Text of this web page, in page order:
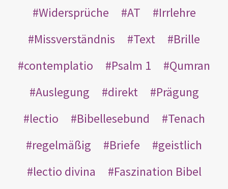
Widersprüche
AT
Irrlehre
Missverständnis
Text
Brille
contemplatio
Psalm 1
Qumran
Auslegung
direkt
Prägung
lectio
Bibellesebund
Tenach
regelmäßig
Briefe
geistlich
lectio divina
Faszination Bibel